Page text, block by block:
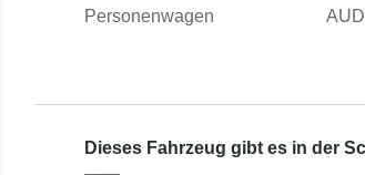
Personenwagen
AUDI
Dieses Fahrzeug gibt es in der